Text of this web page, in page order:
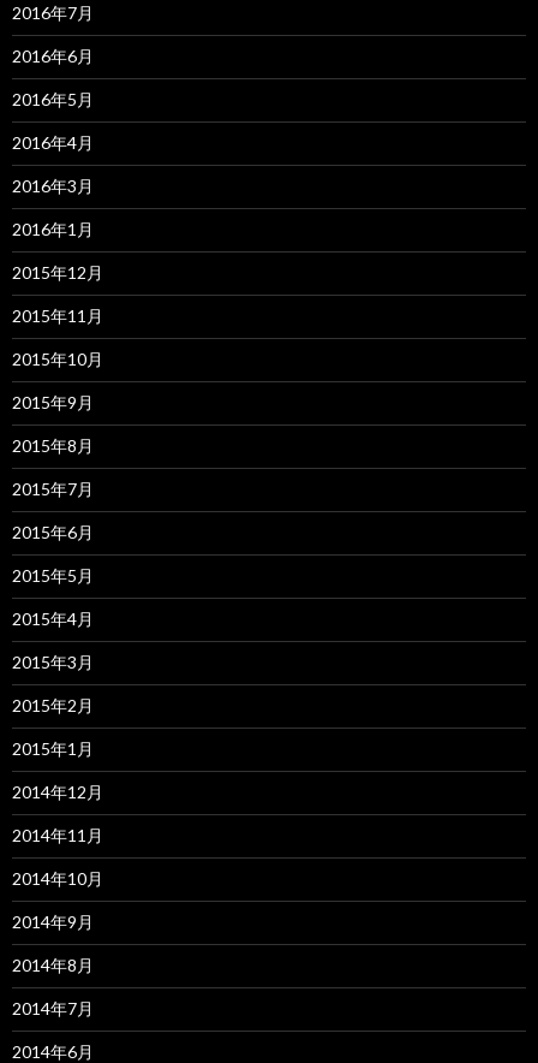
2016年7月
2016年6月
2016年5月
2016年4月
2016年3月
2016年1月
2015年12月
2015年11月
2015年10月
2015年9月
2015年8月
2015年7月
2015年6月
2015年5月
2015年4月
2015年3月
2015年2月
2015年1月
2014年12月
2014年11月
2014年10月
2014年9月
2014年8月
2014年7月
2014年6月